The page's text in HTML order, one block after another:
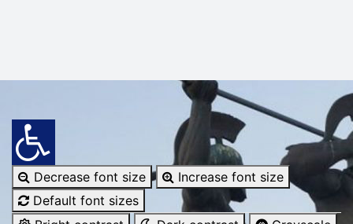
Decrease font size
Increase font size
Default font sizes